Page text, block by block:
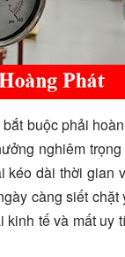
buộc phải
nghiêm
dài thời gian
càng siết
tế và mất